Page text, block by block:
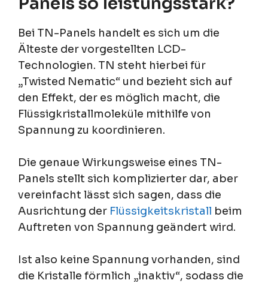
Bei TN-Panels handelt es sich um die
Älteste der vorgestellten LCD-
Technologien. TN steht hierbei für
„Twisted Nematic“ und bezieht sich auf
den Effekt, der es möglich macht, die
Flüssigkristallmoleküle mithilfe von
Spannung zu koordinieren.
Die genaue Wirkungsweise eines TN-
Panels stellt sich komplizierter dar, aber
vereinfacht lässt sich sagen, dass die
Ausrichtung der Flüssigkeitskristall beim
Auftreten von Spannung geändert wird.
Ist also keine Spannung vorhanden, sind
die Kristalle förmlich „inaktiv“, sodass die